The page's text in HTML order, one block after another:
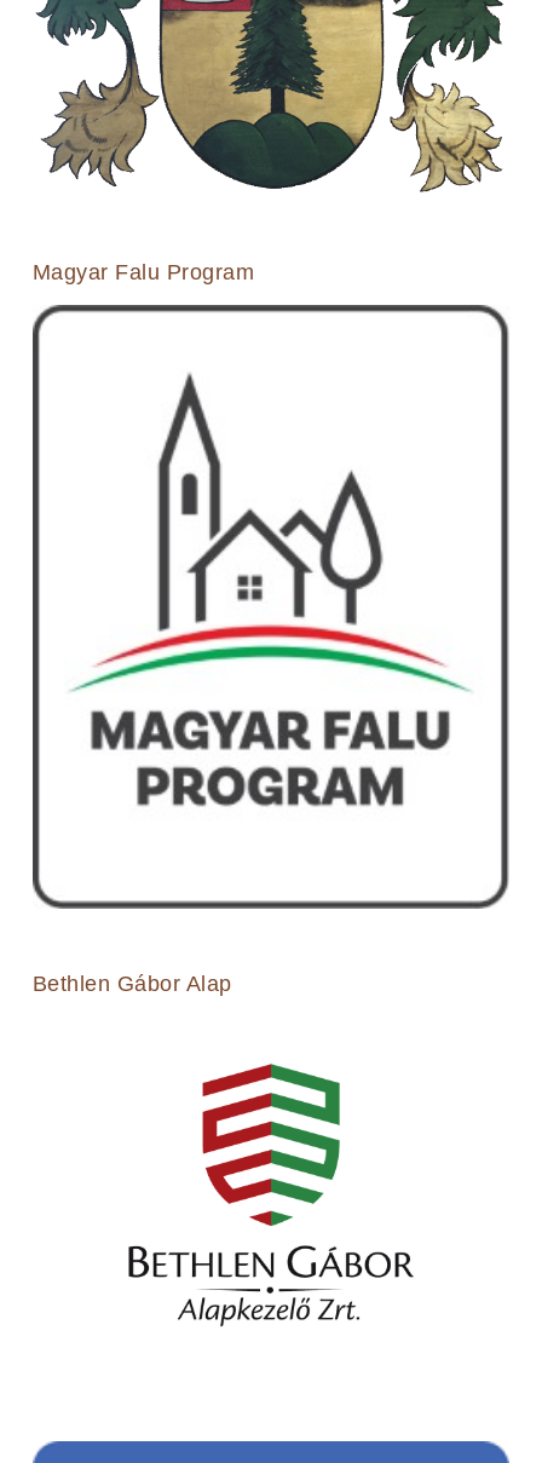
Magyar Falu Program
Bethlen Gábor Alap